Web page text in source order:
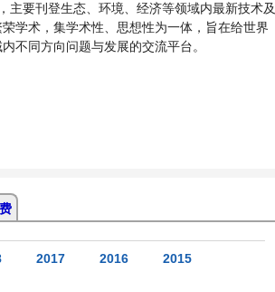
主要刊登生态、环境、经济等领域内最新技术及
学术，集学术性、思想性为一体，旨在给世界
不同方向问题与发展的交流平台。
2017 2016
2015